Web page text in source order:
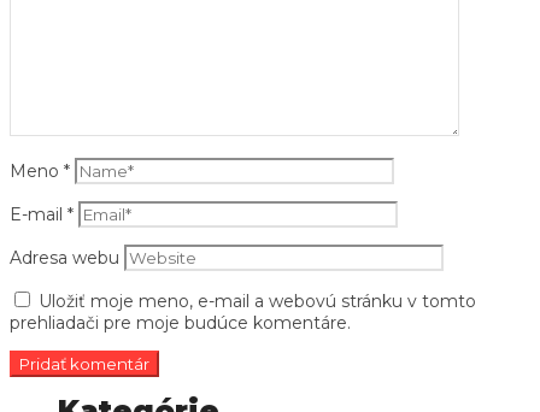
Meno *
E-mail *
Adresa webu
Uložiť moje meno, e-mail a webovú stránku v tomto
prehliadači pre moje budúce komentáre.